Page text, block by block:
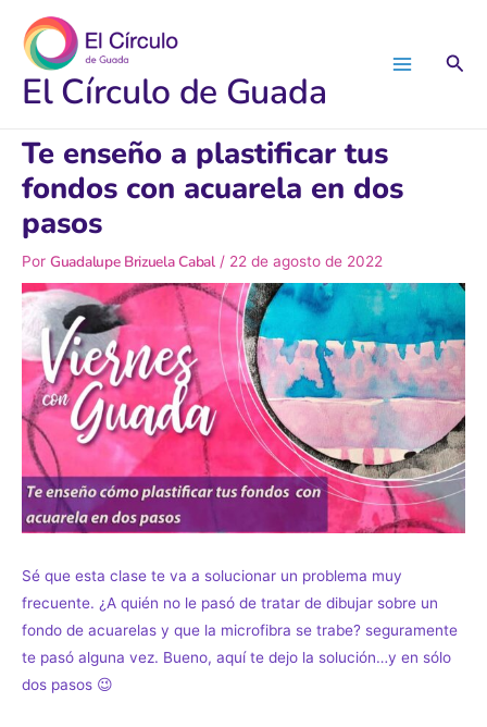
contenido
El Círculo de Guada
Te enseño a plastificar tus
fondos con acuarela en dos
pasos
Por Guadalupe Brizuela Cabal / 22 de agosto de 2022
Sé que esta clase te va a solucionar un problema muy
frecuente. ¿A quién no le pasó de tratar de dibujar sobre un
fondo de acuarelas y que la microfibra se trabe? seguramente
te pasó alguna vez. Bueno, aquí te dejo la solución…y en sólo
dos pasos 😉